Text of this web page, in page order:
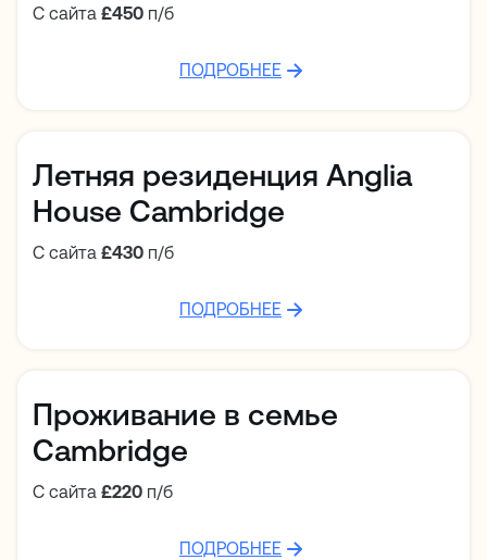
С сайта £450 п/б
ПОДРОБНЕЕ
Летняя резиденция Anglia
House Cambridge
С сайта £430 п/б
ПОДРОБНЕЕ
Проживание в семье
Cambridge
С сайта £220 п/б
ПОДРОБНЕЕ